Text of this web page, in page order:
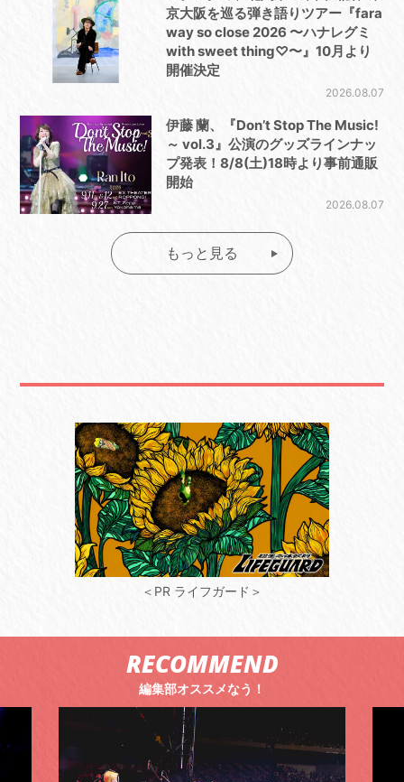
京大阪を巡る弾き語りツアー『fara
way so close 2026 〜ハナレグミ
with sweet thing♡〜』10月より
開催決定
2026.08.07
伊藤 蘭、『Don’t Stop The Music!
～ vol.3』公演のグッズラインナッ
プ発表！8/8(土)18時より事前通販
開始
2026.08.07
もっと見る
＜PR ライフガード＞
RECOMMEND
編集部オススメなう！